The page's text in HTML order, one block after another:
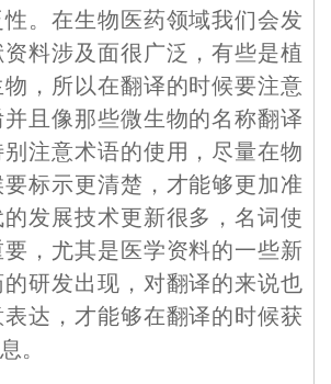
。在生物医药领域我们会发
料涉及面很广泛，有些是植
，所以在翻译的时候要注意
并且像那些微生物的名称翻译
注意术语的使用，尽量在物
标示更清楚，才能够更加准
发展技术更新很多，名词使
，尤其是医学资料的一些新
研发出现，对翻译的来说也
达，才能够在翻译的时候获
。